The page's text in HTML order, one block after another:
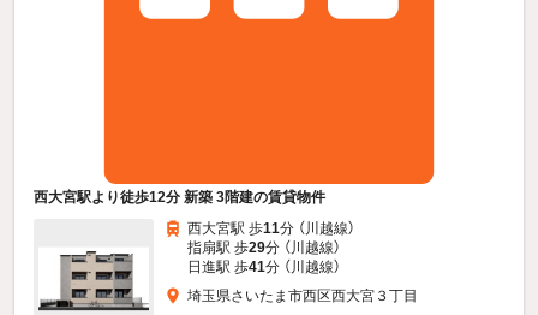
西大宮駅より徒歩12分 新築 3階建の賃貸物件
西大宮駅 歩11分 （川越線）
指扇駅 歩29分 （川越線）
日進駅 歩41分 （川越線）
埼玉県さいたま市西区西大宮３丁目